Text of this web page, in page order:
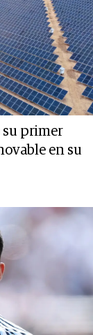
su primer
en su